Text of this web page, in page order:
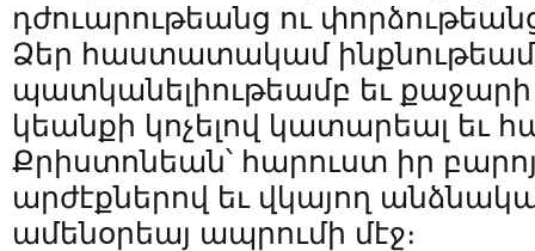
դժուարութեանց ու
Ձեր հաստատակամ
պատկանելիութեամբ եւ քաջարի
կեանքի կոչելով կատարեալ եւ
Քրիստոնեան՝ հարուստ իր
արժէքներով եւ վկայող
ամենօրեայ ապրումի մէջ։